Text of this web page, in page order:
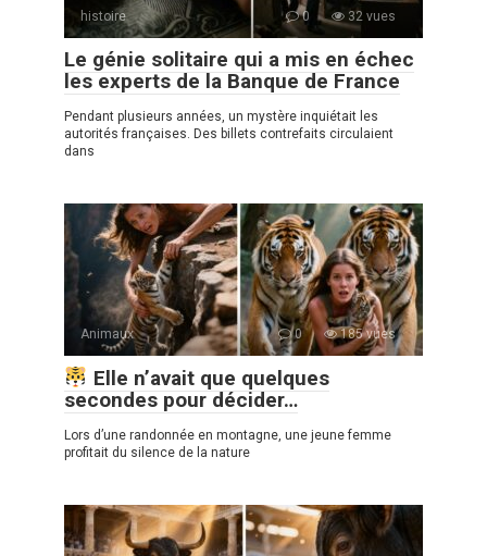
histoire 0 32 vues
Le génie solitaire qui a mis en échec
les experts de la Banque de France
Pendant plusieurs années, un mystère inquiétait les
autorités françaises. Des billets contrefaits circulaient
dans
Animaux 0 185 vues
Elle n’avait que quelques
secondes pour décider…
Lors d’une randonnée en montagne, une jeune femme
profitait du silence de la nature